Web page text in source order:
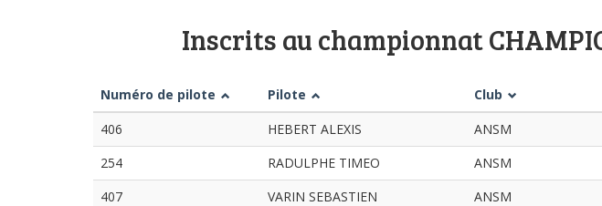
Inscrits au championnat
Numéro de pilote Pilote Club
406 HEBERT ALEXIS ANSM
254
RADULPHE TIMEO ANSM
407
VARIN SEBASTIEN ANSM